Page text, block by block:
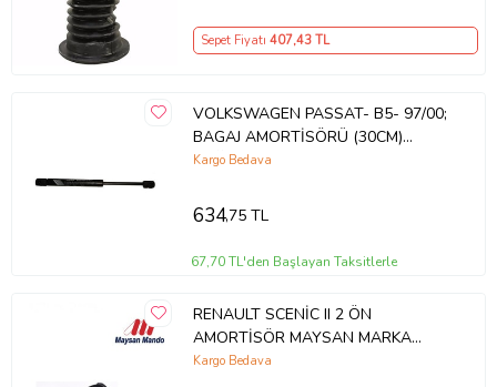
Sepet Fiyatı 407,43 TL
VOLKSWAGEN PASSAT- B5- 97/00;
BAGAJ AMORTİSÖRÜ (30CM)
SAĞ/SOL AYNI ADET 3B5827550A
Kargo Bedava
634,75 TL
67,70 TL'den Başlayan Taksitlerle
RENAULT SCENİC II 2 ÖN
AMORTİSÖR MAYSAN MARKA
8200663650
Kargo Bedava